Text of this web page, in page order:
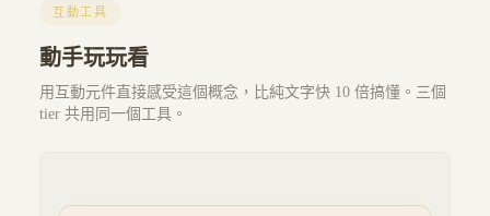
互動工具
動手玩玩看
用互動元件直接感受這個概念，比純文字快 10 倍搞懂。三個
tier 共用同一個工具。